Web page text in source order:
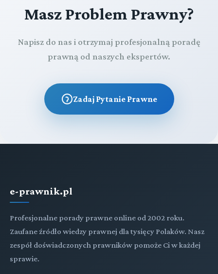
Masz Problem Prawny?
Napisz do nas i otrzymaj profesjonalną poradę
prawną od naszych ekspertów.
Zadaj Pytanie Prawne
e-prawnik.pl
Profesjonalne porady prawne online od 2002 roku.
Zaufane źródło wiedzy prawnej dla tysięcy Polaków. Nasz
zespół doświadczonych prawników pomoże Ci w każdej
sprawie.